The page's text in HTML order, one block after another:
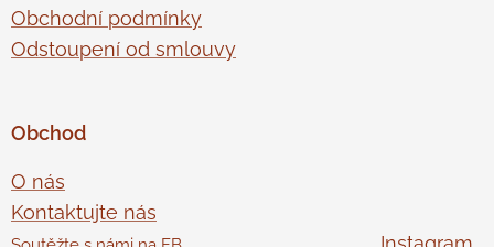
Obchodní podmínky
Odstoupení od smlouvy
Obchod
O nás
Kontaktujte nás